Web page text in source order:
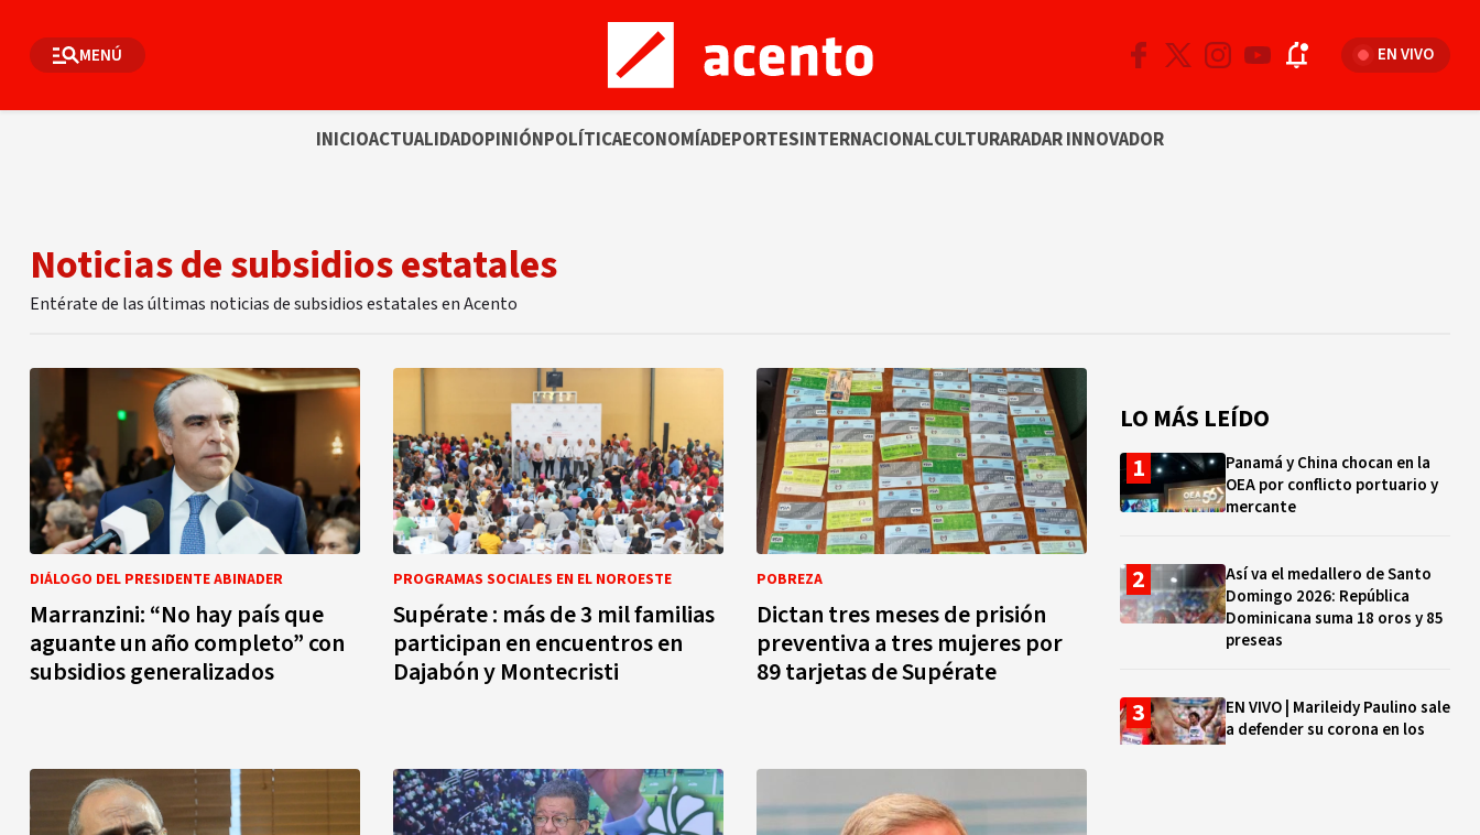
MENÚ EN VIVO
INICIOACTUALIDADOPINIÓNPOLÍTICAECONOMÍADEPORTESINTERNACIONALCULTURARADAR INNOVADOR
Noticias de subsidios estatales
Entérate de las últimas noticias de subsidios estatales en Acento
DIÁLOGO DEL PRESIDENTE ABINADER
Marranzini: “No hay país que
aguante un año completo” con
subsidios generalizados
PROGRAMAS SOCIALES EN EL NOROESTE
Supérate : más de 3 mil familias
participan en encuentros en
Dajabón y Montecristi
POBREZA
Dictan tres meses de prisión
preventiva a tres mujeres por
89 tarjetas de Supérate
LO MÁS LEÍDO
Panamá y China chocan en la
OEA por conflicto portuario y
mercante
Así va el medallero de Santo
Domingo 2026: República
Dominicana suma 18 oros y 85
preseas
EN VIVO | Marileidy Paulino sale
a defender su corona en los